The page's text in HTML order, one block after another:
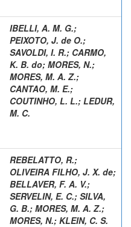
IBELLI, A. M. G.;
PEIXOTO, J. de O.;
SAVOLDI, I. R.; CARMO,
K. B. do; MORES, N.;
MORES, M. A. Z.;
CANTAO, M. E.;
COUTINHO, L. L.; LEDUR,
M. C.
REBELATTO, R.;
OLIVEIRA FILHO, J. X. de;
BELLAVER, F. A. V.;
SERVELIN, E. C.; SILVA,
G. B.; MORES, M. A. Z.;
MORES, N.; KLEIN, C. S.